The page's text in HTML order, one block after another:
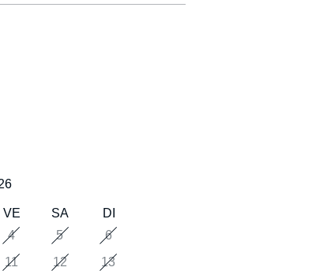
VE SA
DI
4 5
6
11 12
13